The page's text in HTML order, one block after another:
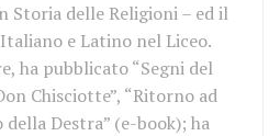
Storia delle Religioni – ed il
e Latino nel Liceo.
ha pubblicato “Segni del
Chisciotte”, “Ritorno ad
della Destra” (e-book); ha